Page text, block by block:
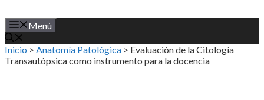
Menú
Inicio > Anatomía Patológica > Evaluación de la Citología
Transautópsica como instrumento para la docencia